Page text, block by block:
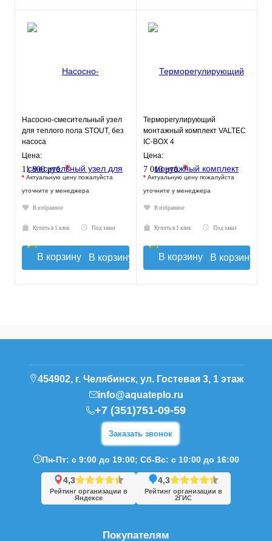
Насосно-смесительный узел
для теплого пола STOUT, без
насоса
Цена:
11 800 руб.*
* Актуальную цену пожалуйста
уточните у менеджера
В избранное
Купить в 1 клик Под заказ
В корзину
Терморегулирующий
монтажный комплект VALTEC
IC-BOX 4
Цена:
7 010 руб.*
* Актуальную цену пожалуйста
уточните у менеджера
В избранное
Купить в 1 клик Под заказ
В корзину
Покупателям
454902, г. Челябинск, ул. Гостевая 3, 1 этаж
info@aquateplo.ru
+7 (351)751-09-59
Заказать звонок
Пн-Пт: с 9:00 до 19:00; Сб-Вс: с 10:00 до 16:00
4,3
Рейтинг организации в
Яндексе
4,3
Рейтинг организации в
2ГИС